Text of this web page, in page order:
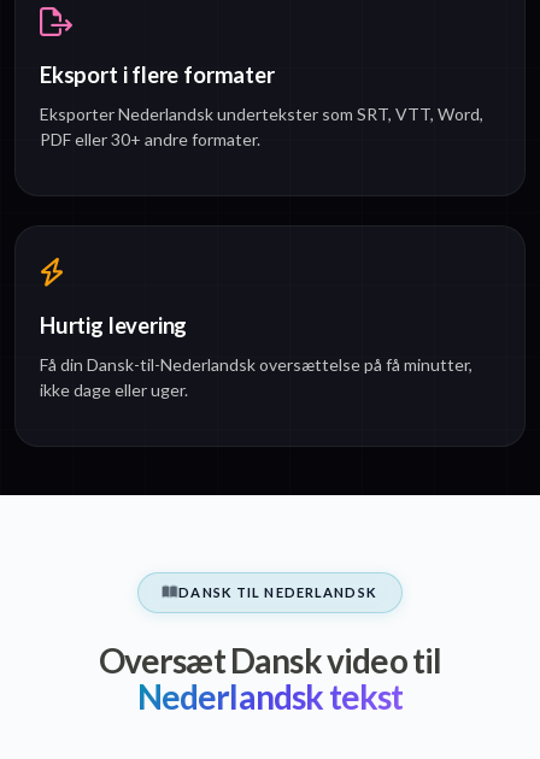
Eksport i flere formater
Eksporter Nederlandsk undertekster som SRT, VTT, Word,
PDF eller 30+ andre formater.
Hurtig levering
Få din Dansk-til-Nederlandsk oversættelse på få minutter,
ikke dage eller uger.
DANSK TIL NEDERLANDSK
Oversæt Dansk video til
Nederlandsk tekst